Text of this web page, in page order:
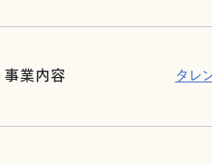
事業内容 タレ